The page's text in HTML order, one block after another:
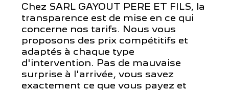
Chez SARL GAYOUT PERE ET FILS, la
transparence est de mise en ce qui
concerne nos tarifs. Nous vous
proposons des prix compétitifs et
adaptés à chaque type
d'intervention. Pas de mauvaise
surprise à l'arrivée, vous savez
exactement ce que vous payez et